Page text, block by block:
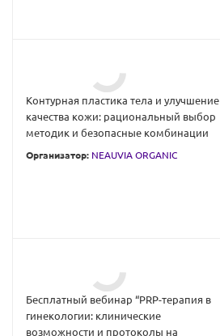
Контурная пластика тела и улучшение
качества кожи: рациональный выбор
методик и безопасные комбинации
Организатор: NEAUVIA ORGANIC
Бесплатный вебинар “PRP-терапия в
гинекологии: клинические
возможности и протоколы на